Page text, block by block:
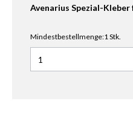
Avenarius Spezial-
Mindestbestellmenge:1 Stk.
Anzahl für Avenarius